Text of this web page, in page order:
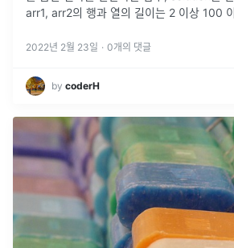
arr1, arr2의 행과 열의 길이는 2 이상 100
2022년 2월 23일 · 0개의 댓글
by coderH